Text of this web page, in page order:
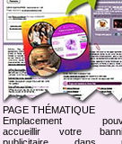
PAGE THÉMATIQUE
Emplacement
accueillir votre